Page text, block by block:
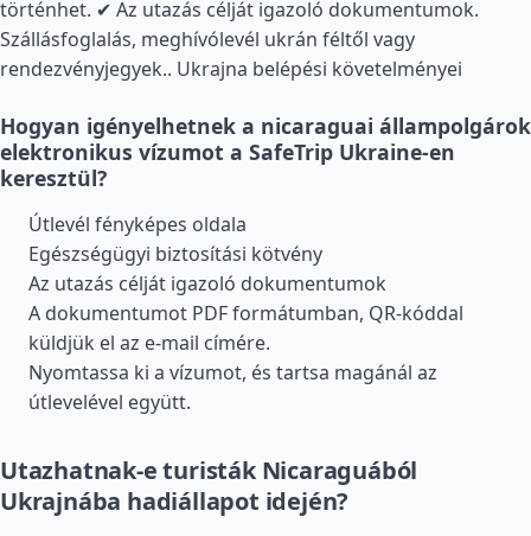
történhet. ✔ Az utazás célját igazoló dokumentumok.
Szállásfoglalás, meghívólevél ukrán féltől vagy
rendezvényjegyek.. Ukrajna belépési követelményei
Hogyan igényelhetnek a nicaraguai állampolgárok
elektronikus vízumot a SafeTrip Ukraine-en
keresztül?
Útlevél fényképes oldala
Egészségügyi biztosítási kötvény
Az utazás célját igazoló dokumentumok
A dokumentumot PDF formátumban, QR-kóddal
küldjük el az e-mail címére.
Nyomtassa ki a vízumot, és tartsa magánál az
útlevelével együtt.
Utazhatnak-e turisták Nicaraguából
Ukrajnába hadiállapot idején?